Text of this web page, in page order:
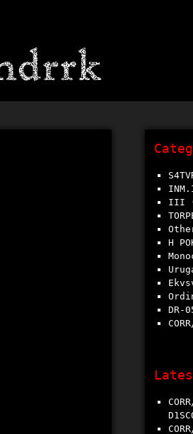
III
h
CORR//PT|0N_UN1T -
CORR//PT|0N_UN1T -